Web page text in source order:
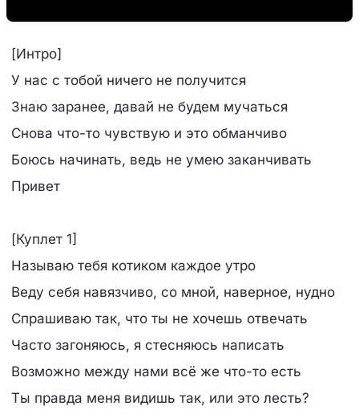
[Интро]
У нас с тобой ничего не получится
Знаю заранее, давай не будем мучаться
Снова что-то чувствую и это обманчиво
Боюсь начинать, ведь не умею заканчивать
Привет
[Куплет 1]
Называю тебя котиком каждое утро
Веду себя навязчиво, со мной, наверное, нудно
Спрашиваю так, что ты не хочешь отвечать
Часто загоняюсь, я стесняюсь написать
Возможно между нами всё же что-то есть
Ты правда меня видишь так, или это лесть?